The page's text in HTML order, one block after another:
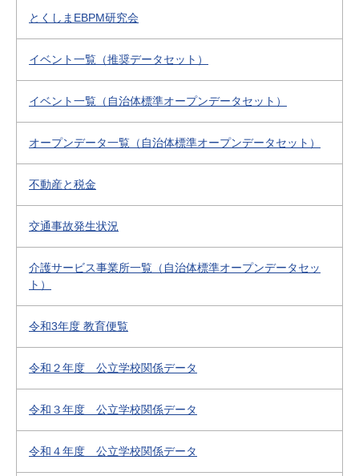
とくしまEBPM研究会
イベント一覧（推奨データセット）
イベント一覧（自治体標準オープンデータセット）
オープンデータ一覧（自治体標準オープンデータセット）
不動産と税金
交通事故発生状況
介護サービス事業所一覧（自治体標準オープンデータセッ
ト）
令和3年度 教育便覧
令和２年度 公立学校関係データ
令和３年度 公立学校関係データ
令和４年度 公立学校関係データ